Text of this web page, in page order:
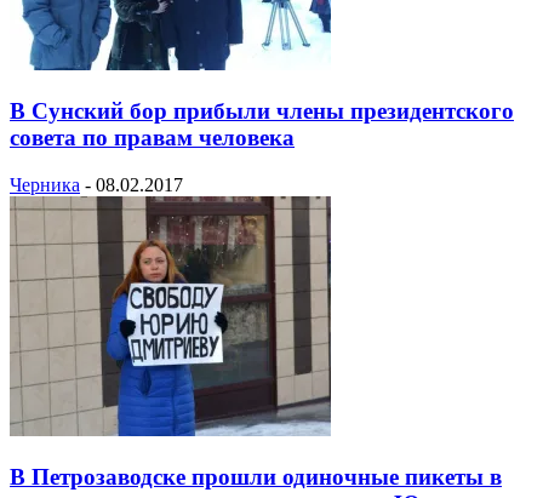
В Сунский бор прибыли члены президентского
совета по правам человека
Черника - 08.02.2017
В Петрозаводске прошли одиночные пикеты в